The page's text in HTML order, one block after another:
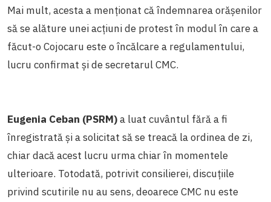
Mai mult, acesta a menționat că îndemnarea orășenilor
să se alăture unei acțiuni de protest în modul în care a
făcut-o Cojocaru este o încălcare a regulamentului,
lucru confirmat și de secretarul CMC.
Eugenia Ceban (PSRM)a luat cuvântul fără a fi
înregistrată și a solicitat să se treacă la ordinea de zi,
chiar dacă acest lucru urma chiar în momentele
ulterioare. Totodată, potrivit consilierei, discuțiile
privind scutirile nu au sens, deoarece CMC nu este